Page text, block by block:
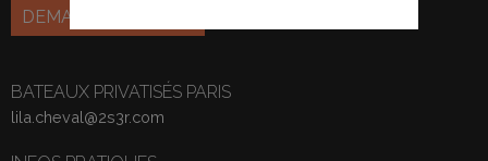
DEMANDE DE DEVIS
BATEAUX PRIVATISÉS PARIS
lila.cheval@2s3r.com